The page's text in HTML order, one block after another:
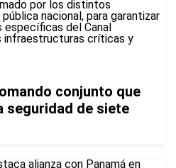
conjunto que
seguridad de siete